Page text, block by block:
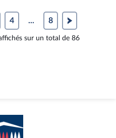
4 ... 8
sur un total de 86